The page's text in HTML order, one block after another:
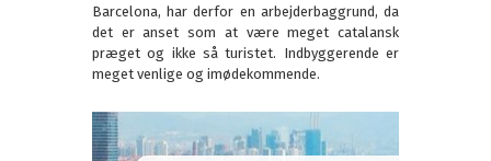
Barcelona, har derfor en arbejderbaggrund, da
det er anset som at være meget catalansk
præget og ikke så turistet. Indbyggerende er
meget venlige og imødekommende.